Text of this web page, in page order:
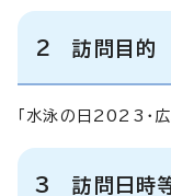
2 訪問目的
「水泳の日2023・
3 訪問日時